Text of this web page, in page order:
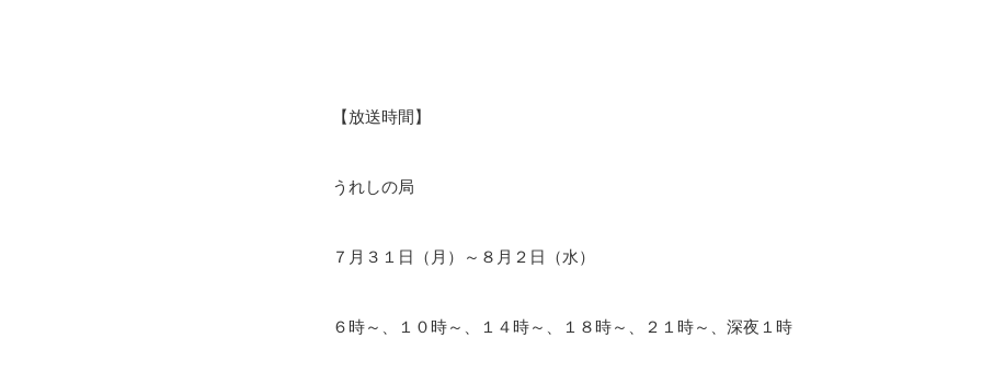
【放送時間】
うれしの局
７月３１日（月）～８月２日（水）
６時～、１０時～、１４時～、１８時～、２１時～、深夜１時